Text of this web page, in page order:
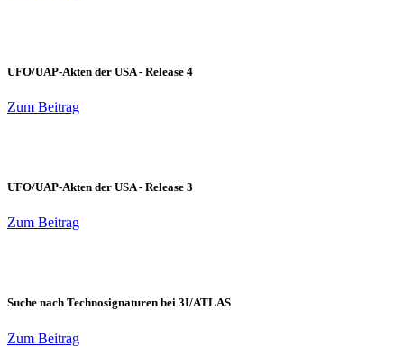
UFO/UAP-Akten der USA - Release 4
Zum Beitrag
UFO/UAP-Akten der USA - Release 3
Zum Beitrag
Suche nach Technosignaturen bei 3I/ATLAS
Zum Beitrag